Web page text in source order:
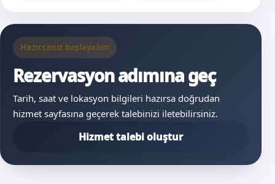
Hazırsanız başlayalım
Rezervasyon adımına geç
Tarih, saat ve lokasyon bilgileri hazırsa doğrudan
hizmet sayfasına geçerek talebinizi iletebilirsiniz.
Hizmet talebi oluştur